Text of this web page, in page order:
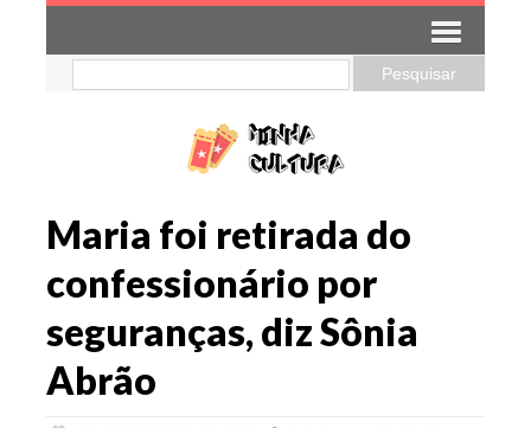
Maria foi retirada do
confessionário por
seguranças, diz Sônia
Abrão